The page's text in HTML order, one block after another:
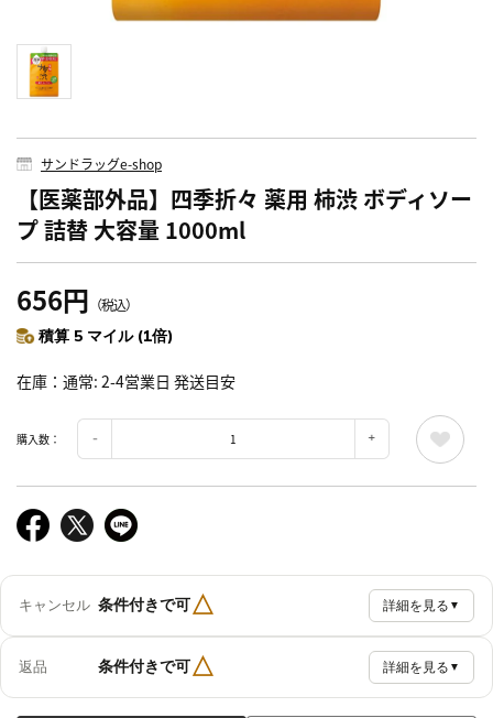
サンドラッグe-shop
【医薬部外品】四季折々 薬用 柿渋 ボディソー
プ 詰替 大容量 1000ml
656円 （税込）
積算 5 マイル (1倍)
在庫 通常: 2-4営業日 発送目安
購入数：
キャンセル 条件付きで可△ 詳細を見る ▼
返品 条件付きで可△ 詳細を見る ▼